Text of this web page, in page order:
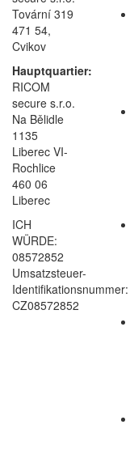
Tovární 319
471 54,
Cvikov
Hauptquartier:
RICOM
secure s.r.o.
Na Bělidle
1135
Liberec VI-
Rochlice
460 06
Liberec
ICH
WÜRDE:
08572852
Umsatzsteuer-
Identifikationsnummer:
CZ08572852